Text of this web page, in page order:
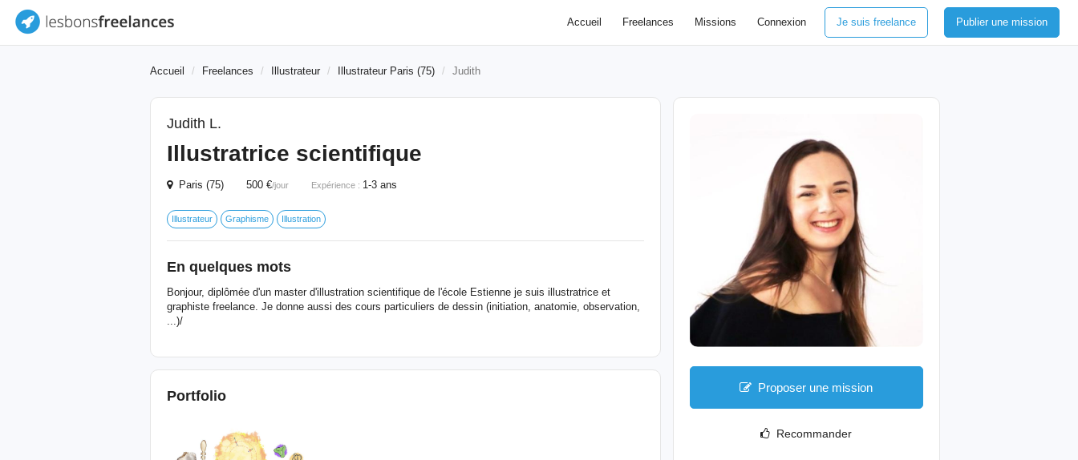
Accueil Freelances Missions Connexion Je suis freelance Publier une mission
Accueil Freelances Illustrateur Illustrateur Paris (75) Judith
Judith L.
Illustratrice scientifique
Paris (75) 500 €/jour Expérience : 1-3 ans
Illustrateur Graphisme Illustration
En quelques mots
Bonjour, diplômée d'un master d'illustration scientifique de l'école Estienne je suis illustratrice et
graphiste freelance. Je donne aussi des cours particuliers de dessin (initiation, anatomie, observation,
...)/
Portfolio
Proposer une mission
Recommander